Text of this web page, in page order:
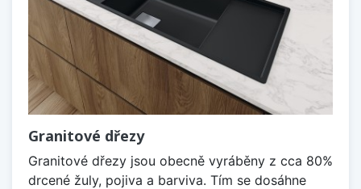
Granitové dřezy
Granitové dřezy jsou obecně vyráběny z cca 80%
drcené žuly, pojiva a barviva. Tím se dosáhne